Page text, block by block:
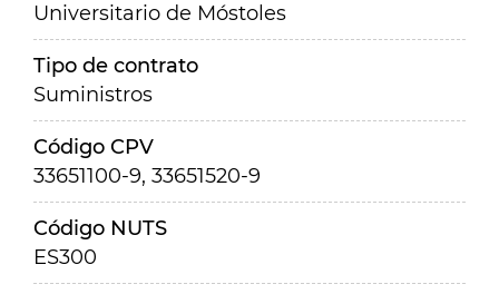
Universitario de Móstoles
Tipo de contrato
Suministros
Código CPV
33651100-9, 33651520-9
Código NUTS
ES300